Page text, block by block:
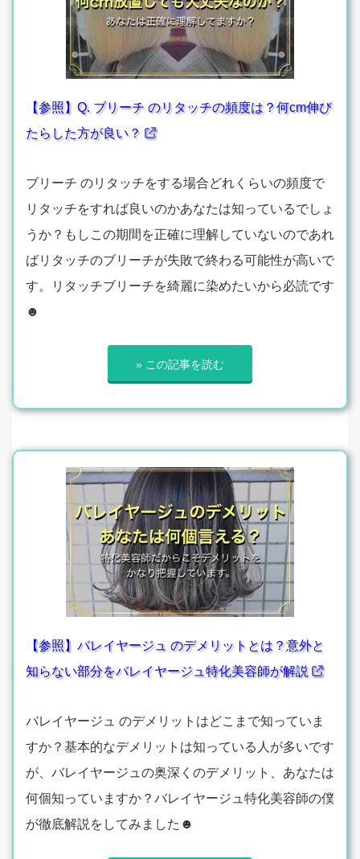
【参照】Q. ブリーチ のリタッチの頻度は？何cm伸び
たらした方が良い？
ブリーチ のリタッチをする場合どれくらいの頻度で
リタッチをすれば良いのかあなたは知っているでしょ
うか？もしこの期間を正確に理解していないのであれ
ばリタッチのブリーチが失敗で終わる可能性が高いで
す。リタッチブリーチを綺麗に染めたいから必読です
☻
» この記事を読む
【参照】バレイヤージュ のデメリットとは？意外と
知らない部分をバレイヤージュ特化美容師が解説
バレイヤージュ のデメリットはどこまで知っていま
すか？基本的なデメリットは知っている人が多いです
が、バレイヤージュの奥深くのデメリット、あなたは
何個知っていますか？バレイヤージュ特化美容師の僕
が徹底解説をしてみました☻